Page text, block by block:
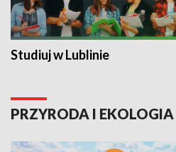
Studiuj w Lublinie
PRZYRODA I EKOLOGIA